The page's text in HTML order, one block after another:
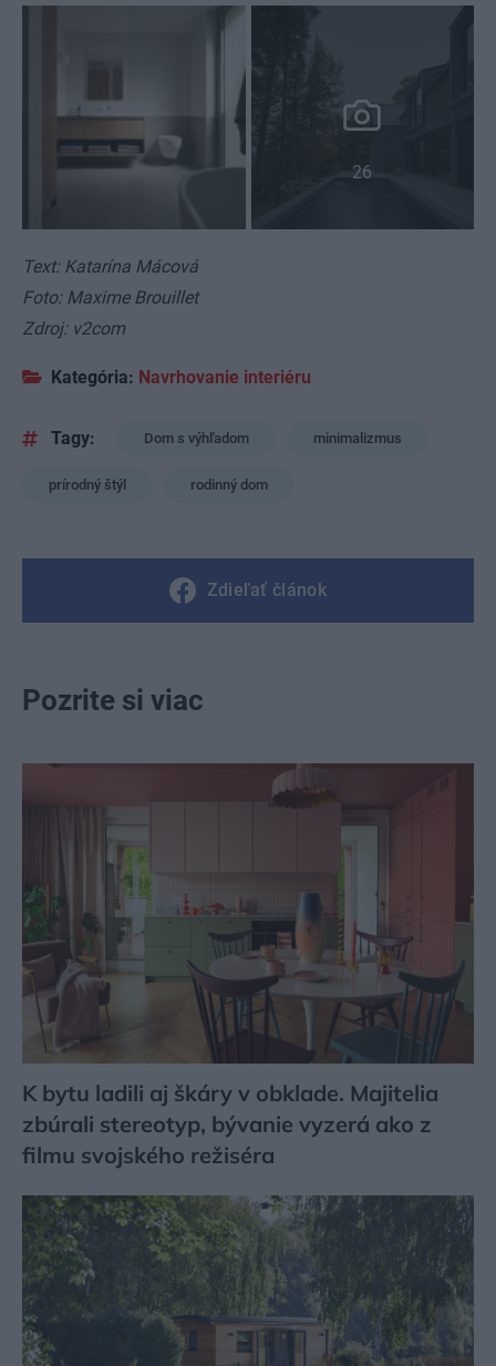
26
Text: Katarína Mácová
Foto: Maxime Brouillet
Zdroj: v2com
Kategória: Navrhovanie interiéru
Tagy: Dom s výhľadom minimalizmus
prírodný štýl rodinný dom
Zdieľať článok
Pozrite si viac
K bytu ladili aj škáry v obklade. Majitelia
zbúrali stereotyp, bývanie vyzerá ako z
filmu svojského režiséra